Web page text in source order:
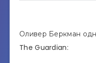
Оливер Беркман
The Guardian: